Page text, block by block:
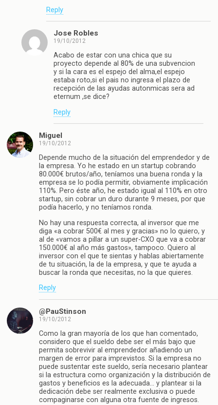
Reply
Jose Robles
19/10/2012
Acabo de estar con una chica que su
proyecto depende al 80% de una subvencion
y si la cara es el espejo del alma,el espejo
estaba roto,si el pais no ingresa el plazo de
recepción de las ayudas autonmicas sera ad
eternum ,se dice?
Reply
Miguel
19/10/2012
Depende mucho de la situación del emprendedor y de
la empresa. Yo he estado en un startup cobrando
80.000€ brutos/año, teníamos una buena ronda y la
empresa se lo podía permitir, obviamente implicación
110%. Pero éste año, he estado igual al 110% en otro
startup, sin cobrar un duro durante 9 meses, por que
podía hacerlo, y no teníamos ronda.
No hay una respuesta correcta, al inversor que me
diga «a cobrar 500€ al mes y gracias» no lo quiero, y
al de «vamos a pillar a un super-CXO que va a cobrar
150.000€ al año más gastos», tampoco. Quiero al
inversor con el que te sientas y hablas abiertamente
de tu situación, la de la empresa, y que te ayuda a
buscar la ronda que necesitas, no la que quieres.
Reply
@PauStinson
19/10/2012
Como la gran mayoría de los que han comentado,
considero que el sueldo debe ser el más bajo que
permita sobrevivir al emprendedor añadiendo un
margen de error para imprevistos. Si la empresa no
puede sustentar este sueldo, sería necesario plantear
si la estructura como organización y la distribución de
gastos y beneficios es la adecuada… y plantear si la
dedicación debe ser realmente exclusiva o puede
compaginarse con alguna otra fuente de ingresos.